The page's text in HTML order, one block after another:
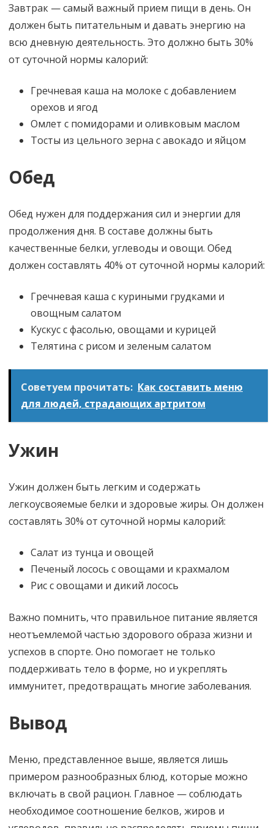
Завтрак — самый важный прием пищи в день. Он
должен быть питательным и давать энергию на
всю дневную деятельность. Это должно быть 30%
от суточной нормы калорий:
Гречневая каша на молоке с добавлением
орехов и ягод
Омлет с помидорами и оливковым маслом
Тосты из цельного зерна с авокадо и яйцом
Обед
Обед нужен для поддержания сил и энергии для
продолжения дня. В составе должны быть
качественные белки, углеводы и овощи. Обед
должен составлять 40% от суточной нормы калорий:
Гречневая каша с куриными грудками и
овощным салатом
Кускус с фасолью, овощами и курицей
Телятина с рисом и зеленым салатом
Советуем прочитать: Как составить меню
для людей, страдающих артритом
Ужин
Ужин должен быть легким и содержать
легкоусвояемые белки и здоровые жиры. Он должен
составлять 30% от суточной нормы калорий:
Салат из тунца и овощей
Печеный лосось с овощами и крахмалом
Рис с овощами и дикий лосось
Важно помнить, что правильное питание является
неотъемлемой частью здорового образа жизни и
успехов в спорте. Оно помогает не только
поддерживать тело в форме, но и укреплять
иммунитет, предотвращать многие заболевания.
Вывод
Меню, представленное выше, является лишь
примером разнообразных блюд, которые можно
включать в свой рацион. Главное — соблюдать
необходимое соотношение белков, жиров и